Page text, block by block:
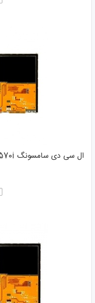
ال سی دی سامسونگ Galaxy mini / S5570i